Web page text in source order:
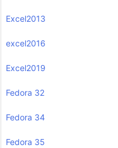
Excel2013
excel2016
Excel2019
Fedora 32
Fedora 34
Fedora 35